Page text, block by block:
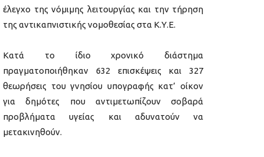
έλεγχο της νόμιμης λειτουργίας και την τήρηση
της αντικαπνιστικής νομοθεσίας στα Κ.Υ.Ε.
Κατά το ίδιο χρονικό διάστημα
πραγματοποιήθηκαν 632 επισκέψεις και 327
θεωρήσεις του γνησίου υπογραφής κατ’ οίκον
για δημότες που αντιμετωπίζουν σοβαρά
προβλήματα υγείας και αδυνατούν να
μετακινηθούν.